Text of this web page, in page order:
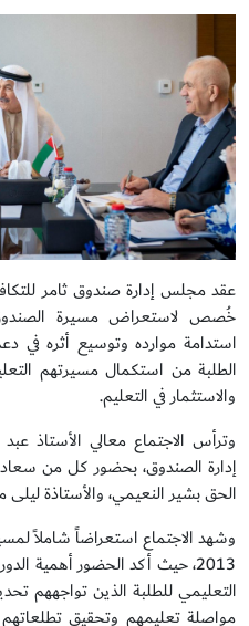
عقد مجلس إدارة صندوق ثامر
خُصص لاستعراض مسيرة الصندوق
استدامة موارده وتوسيع أثره في
الطلبة من استكمال مسيرتهم
والاستثمار في التعليم.
وترأس الاجتماع معالي الأستاذ
إدارة الصندوق، بحضور كل من
الحق بشير النعيمي، والأستاذة
وشهد الاجتماع استعراضاً شاملاً
2013، حيث أكد الحضور أهمية
التعليمي للطلبة الذين تواجههم
مواصلة تعليمهم وتحقيق تطلعاتهم